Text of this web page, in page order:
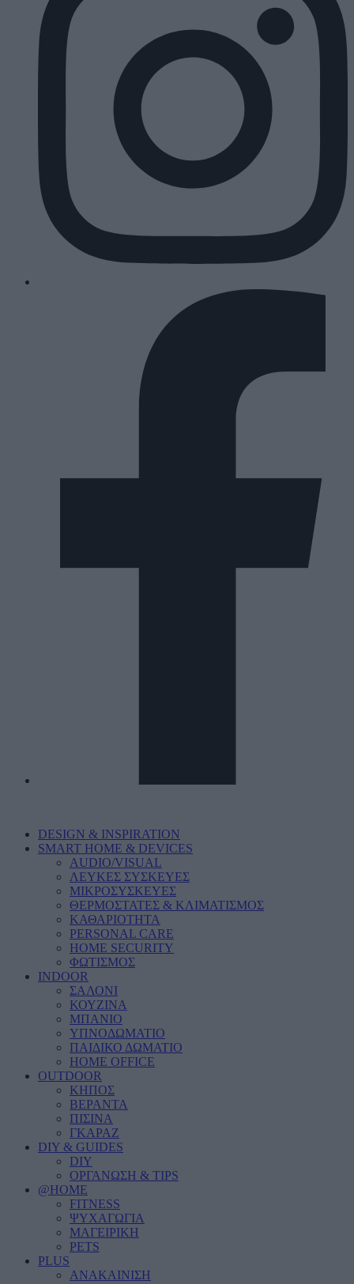
DESIGN & INSPIRATION
SMART HOME & DEVICES
AUDIO/VISUAL
ΛΕΥΚΕΣ ΣΥΣΚΕΥΕΣ
ΜΙΚΡΟΣΥΣΚΕΥΕΣ
ΘΕΡΜΟΣΤΑΤΕΣ & ΚΛΙΜΑΤΙΣΜΟΣ
ΚΑΘΑΡΙΟΤΗΤΑ
PERSONAL CARE
HOME SECURITY
ΦΩΤΙΣΜΟΣ
INDOOR
ΣΑΛΟΝΙ
ΚΟΥΖΙΝΑ
ΜΠΑΝΙΟ
ΥΠΝΟΔΩΜΑΤΙΟ
ΠΑΙΔΙΚΟ ΔΩΜΑΤΙΟ
HOME OFFICE
OUTDOOR
ΚΗΠΟΣ
ΒΕΡΑΝΤΑ
ΠΙΣΙΝΑ
ΓΚΑΡΑΖ
DIY & GUIDES
DIY
ΟΡΓΑΝΩΣΗ & TIPS
@HOME
FITNESS
ΨΥΧΑΓΩΓΙΑ
ΜΑΓΕΙΡΙΚΗ
PETS
PLUS
ΑΝΑΚΑΙΝΙΣΗ